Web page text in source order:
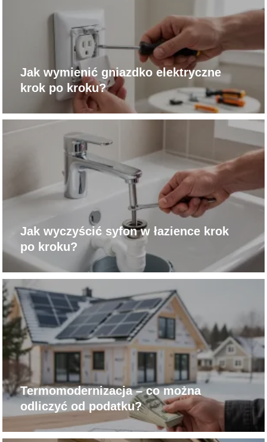
Jak wymienić gniazdko elektryczne
krok po kroku?
Jak wyczyścić syfon w łazience krok
po kroku?
Termomodernizacja – co można
odliczyć od podatku?